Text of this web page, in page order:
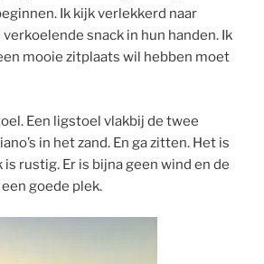
Ik kijk verlekkerd naar
snack in hun handen. Ik
mooie zitplaats wil hebben moet
Een ligstoel vlakbij de twee
in het zand. En ga zitten. Het is
rustig. Er is bijna geen wind en de
goede plek.